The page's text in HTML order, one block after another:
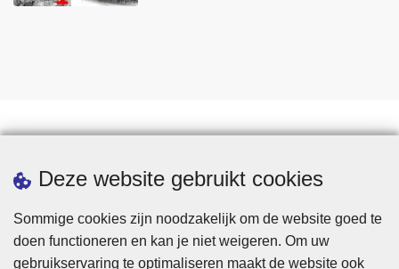
Deze website gebruikt cookies
Sommige cookies zijn noodzakelijk om de website goed te
doen functioneren en kan je niet weigeren. Om uw
gebruikservaring te optimaliseren maakt de website ook